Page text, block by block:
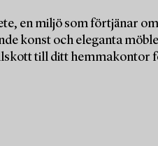
en miljö som förtjänar
konst och eleganta
till ditt hemmakontor